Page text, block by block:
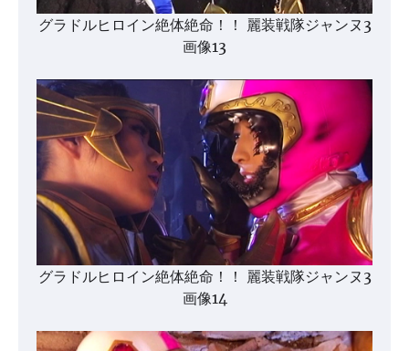
グラドルヒロイン絶体絶命！！ 麗装戦隊ジャンヌ3
画像13
グラドルヒロイン絶体絶命！！ 麗装戦隊ジャンヌ3
画像14